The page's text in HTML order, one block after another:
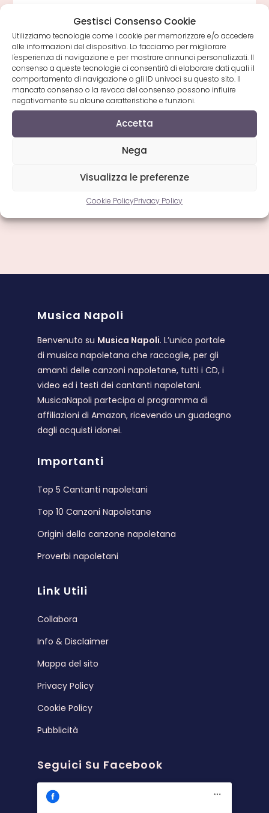
Gestisci Consenso Cookie
Utilizziamo tecnologie come i cookie per memorizzare e/o accedere
alle informazioni del dispositivo. Lo facciamo per migliorare
l'esperienza di navigazione e per mostrare annunci personalizzati. Il
consenso a queste tecnologie ci consentirà di elaborare dati quali il
comportamento di navigazione o gli ID univoci su questo sito. Il
mancato consenso o la revoca del consenso possono influire
negativamente su alcune caratteristiche e funzioni.
Accetta
Nega
Visualizza le preferenze
Cookie PolicyPrivacy Policy
Napoletane
2011
Articolo
pubblicato:
29 Gennaio 2011
Album dei cantanti
neomelodici usciti
nell’anno 2010
Album
Cantanti
Usciti
Musica Napoli
Benvenuto su Musica Napoli. L’unico portale
di musica napoletana che raccoglie, per gli
amanti delle canzoni napoletane, tutti i CD, i
video ed i testi dei cantanti napoletani.
MusicaNapoli partecipa al programma di
affiliazioni di Amazon, ricevendo un guadagno
dagli acquisti idonei.
Importanti
Top 5 Cantanti napoletani
Top 10 Canzoni Napoletane
Origini della canzone napoletana
Proverbi napoletani
Link Utili
Collabora
Info & Disclaimer
Mappa del sito
Privacy Policy
Cookie Policy
Pubblicità
Seguici Su Facebook